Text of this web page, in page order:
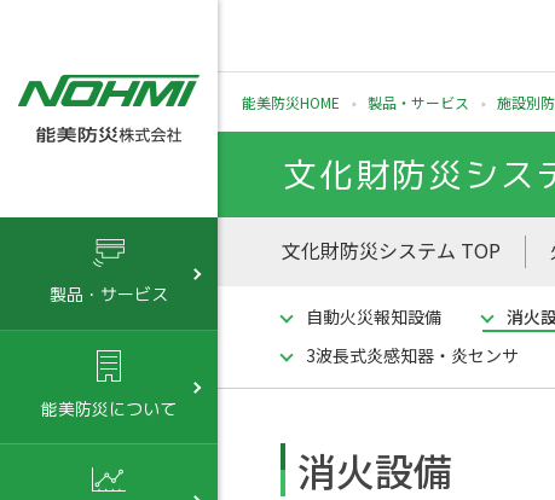
製品・サービス
能美防災について
能美防災HOME 製品・サービス 施設別
文化財防災シス
文化財防災システム TOP
自動火災報知設備 消火
3波長式炎感知器・炎センサ
消火設備